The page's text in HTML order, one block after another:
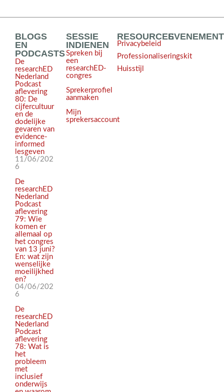
BLOGS
EN
PODCASTS
De
researchED
Nederland
Podcast
aflevering
80: De
cijfercultuur
en de
dodelijke
gevaren van
evidence-
informed
lesgeven
11/06/202
6
De
researchED
Nederland
Podcast
aflevering
79: Wie
komen er
allemaal op
het congres
van 13 juni?
En: wat zijn
wenselijke
moeilijkhed
en?
04/06/202
6
De
researchED
Nederland
Podcast
aflevering
78: Wat is
het
probleem
met
inclusief
onderwijs
SESSIE
INDIENEN
Spreken bij
een
researchED-
congres
Sprekerprofiel
aanmaken
Mijn
sprekersaccount
RESOURCES
Privacybeleid
Professionaliseringskit
Huisstijl